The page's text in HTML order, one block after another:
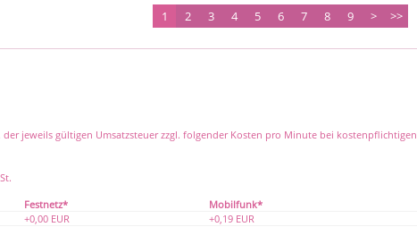
1 2 3 4 5 6 7 8 9 > >>
jeweils gültigen Umsatzsteuer zzgl. folgender Kosten pro Minute bei kostenpflichtigen
Festnetz*
Mobilfunk*
+0,00 EUR
+0,19 EUR